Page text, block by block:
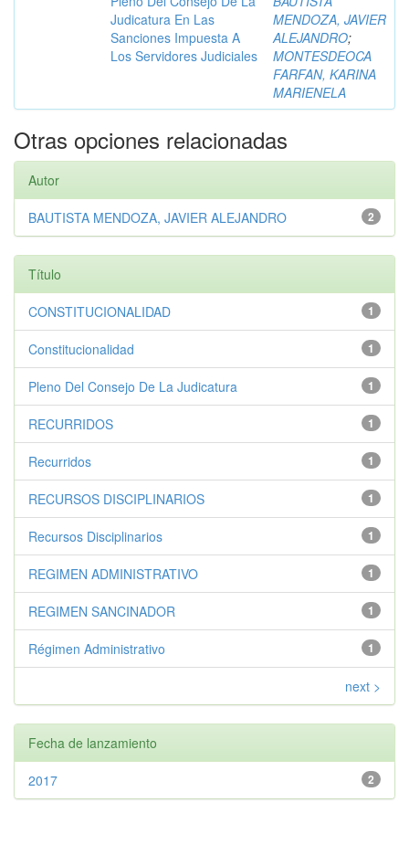
Judicatura En Las
Sanciones Impuesta A
Los Servidores Judiciales
MENDOZA, JAVIER
ALEJANDRO;
MONTESDEOCA
FARFAN, KARINA
MARIENELA
Otras opciones relacionadas
Autor
2
BAUTISTA MENDOZA, JAVIER ALEJANDRO
Título
1
CONSTITUCIONALIDAD
1
Constitucionalidad
1
Pleno Del Consejo De La Judicatura
1
RECURRIDOS
1
Recurridos
1
RECURSOS DISCIPLINARIOS
1
Recursos Disciplinarios
1
REGIMEN ADMINISTRATIVO
1
REGIMEN SANCINADOR
1
Régimen Administrativo
next >
Fecha de lanzamiento
2
2017